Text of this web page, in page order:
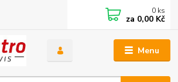
Menu
0 ks
za 0,00 Kč